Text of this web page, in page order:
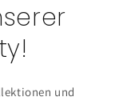
und